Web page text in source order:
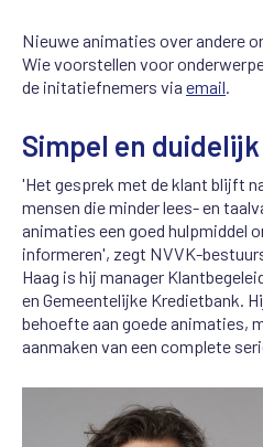
Nieuwe animaties over andere
Wie voorstellen voor
de initatiefnemers via email.
Simpel en duidelijk
'Het gesprek met de klant blijft
mensen die minder lees- en
animaties een goed hulpmiddel
informeren', zegt NVVK-
Haag is hij manager
en Gemeentelijke Kredietbank.
behoefte aan goede animaties,
aanmaken van een complete